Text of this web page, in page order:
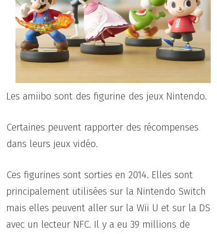
Les amiibo sont des figurine des jeux Nintendo.
Certaines peuvent rapporter des récompenses
dans leurs jeux vidéo.
Ces figurines sont sorties en 2014. Elles sont
principalement utilisées sur la Nintendo Switch
mais elles peuvent aller sur la Wii U et sur la DS
avec un lecteur NFC. Il y a eu 39 millions de